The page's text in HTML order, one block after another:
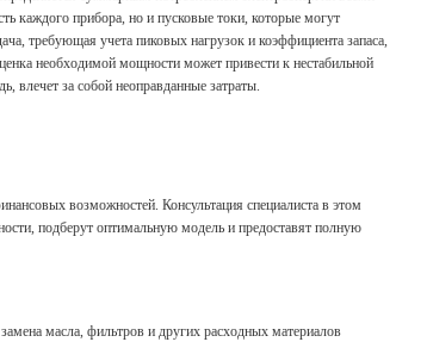
каждого прибора, но и пусковые токи, которые могут
требующая учета пиковых нагрузок и коэффициента запаса,
необходимой мощности может привести к нестабильной
влечет за собой неоправданные затраты.
возможностей. Консультация специалиста в этом
подберут оптимальную модель и предоставят полную
масла, фильтров и других расходных материалов